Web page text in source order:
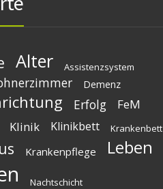
Alter Assistenzsystem
Demenz
Erfolg FeM
Klinik Klinikbett Krankenbett
Krankenpflege Leben
Nachtschicht